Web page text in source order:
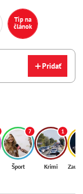
Tip na
článok
Pridať
7
Šport
1
Krimi